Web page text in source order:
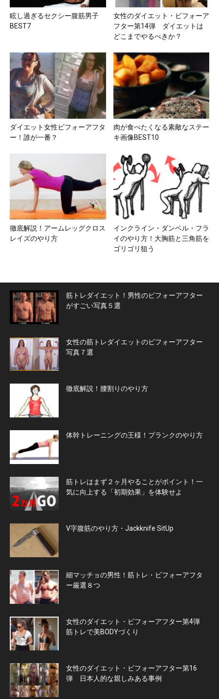
眩し過ぎるセクシー腹筋男子
BEST7
女性のダイエット・ビフォーア
フター第14弾 ダイエットは
どこまでやるべきか？
ダイエット女性ビフォーアフタ
ー！誰が一番？
肉が食べたくなる素敵なステー
キ画像BEST10
徹底解説！アームレッグクロス
レイズのやり方
インクライン・ダンベル・フラ
イのやり方！大胸筋と三角筋を
ゴリゴリ狙う
筋トレダイエット！男性のビフォーアフター
がすごい写真５選
女性の筋トレダイエットのビフォーアフター
写真７選
徹底解説！腰割りのやり方
体幹トレーニングの王様！プランクのやり方
筋トレはまず２ヶ月やることがポイント！一
気に向上する「初期効果」を体験せよ
V字腹筋のやり方・Jackknife SitUp
細マッチョの男性！筋トレ・ビフォーアフタ
ー厳選８つ
女性のダイエット・ビフォーアフター第4弾
筋トレで美BODYづくり
女性のダイエット・ビフォーアフター第16
弾 日本人的な親しみある事例